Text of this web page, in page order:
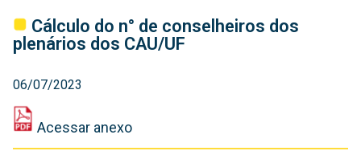
‎Cálculo do n° de conselheiros dos
plenários dos CAU/UF
06/07/2023
Acessar anexo